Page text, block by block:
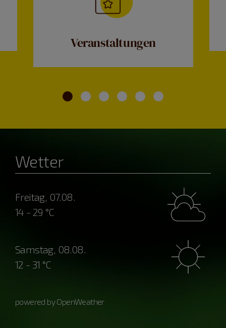
Veranstaltungen
Wetter
Freitag, 07.08.
14 - 29 °C
Samstag, 08.08.
12 - 31 °C
powered by OpenWeather